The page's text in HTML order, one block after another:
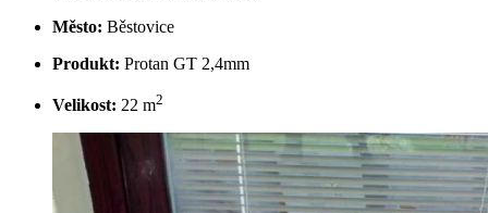
Město: Běstovice
Produkt: Protan GT 2,4mm
Velikost: 22 m2